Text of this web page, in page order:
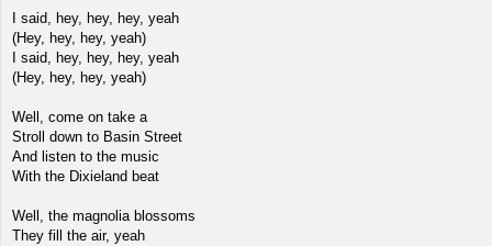
I said, hey, hey, hey, yeah
(Hey, hey, hey, yeah)
I said, hey, hey, hey, yeah
(Hey, hey, hey, yeah)
Well, come on take a
Stroll down to Basin Street
And listen to the music
With the Dixieland beat
Well, the magnolia blossoms
They fill the air, yeah